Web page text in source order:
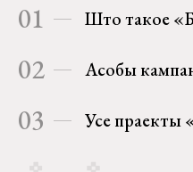
01 Што такое
02 Асобы
03 Усе праекты